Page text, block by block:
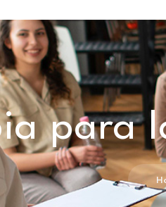
para